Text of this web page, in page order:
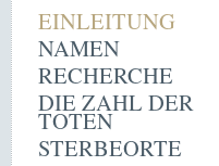
EINLEITUNG
NAMEN
RECHERCHE
DIE ZAHL DER
TOTEN
STERBEORTE